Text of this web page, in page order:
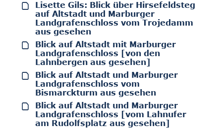
Lisette Gils: Blick über Hirsefeldsteg
auf Altstadt und Marburger
Landgrafenschloss vom Trojedamm
aus gesehen
Blick auf Altstadt mit Marburger
Landgrafenschloss [von den
Lahnbergen aus gesehen]
Blick auf Altstadt und Marburger
Landgrafenschloss vom
Bismarckturm aus gesehen
Blick auf Altstadt und Marburger
Landgrafenschloss [vom Lahnufer
am Rudolfsplatz aus gesehen]